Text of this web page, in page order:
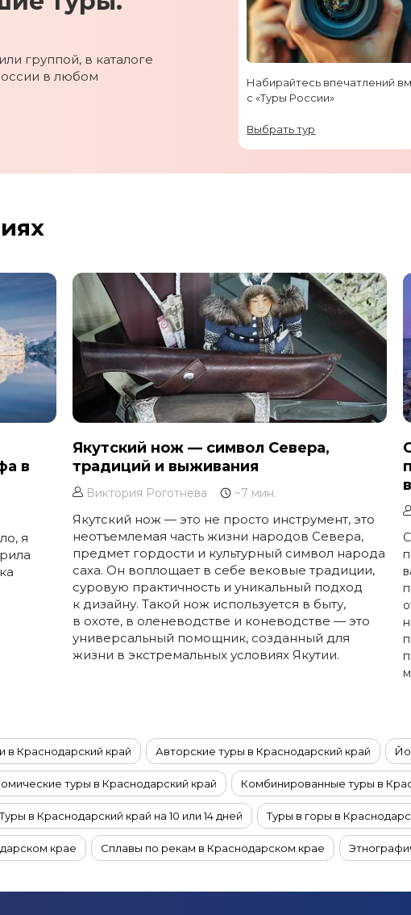
группой, в каталоге
в любом
Набирайтесь впечатлений
с «Туры России»
Выбрать тур
в
я
Якутский нож — символ Севера,
традиций и выживания
Виктория Роготнева ~7 мин.
Якутский нож — это не просто инструмент, это
неотъемлемая часть жизни народов Севера,
предмет гордости и культурный символ народа
саха. Он воплощает в себе вековые традиции,
суровую практичность и уникальный подход
к дизайну. Такой нож используется в быту,
в охоте, в оленеводстве и коневодстве — это
универсальный помощник, созданный для
жизни в экстремальных условиях Якутии.
в Краснодарский край Авторские туры в Краснодарский край
туры в Краснодарский край Комбинированные туры в
Туры в Краснодарский край на 10 или 14 дней Туры в горы в
крае Сплавы по рекам в Краснодарском крае